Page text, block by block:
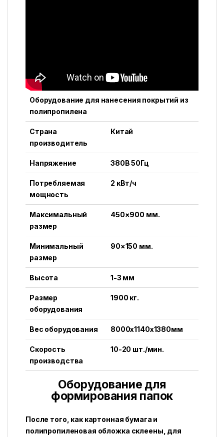
Оборудование для нанесения покрытий из
полипропилена
Страна
производитель
Китай
Напряжение 380В 50Гц
Потребляемая
мощность
2 кВт/ч
Максимальный
размер
450×900 мм.
Минимальный
размер
90×150 мм.
Высота 1-3 мм
Размер
оборудования
1900 кг.
Вес оборудования 8000x1140x1380мм
Скорость
производства
10-20 шт./мин.
Оборудование для
формирования папок
После того, как картонная бумага и
полипропиленовая обложка склеены, для